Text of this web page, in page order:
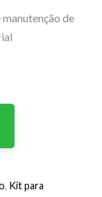
de
, Kit para